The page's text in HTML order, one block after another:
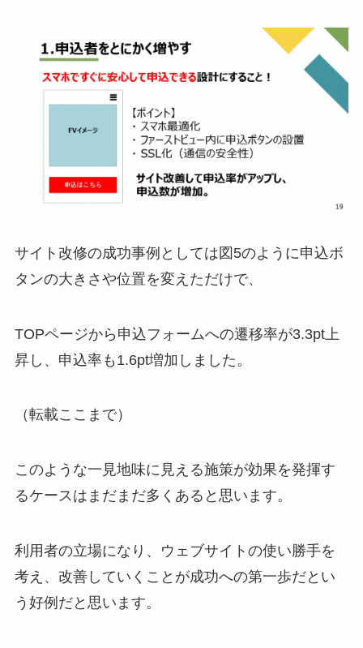
サイト改修の成功事例としては図5のように申込ボ
タンの大きさや位置を変えただけで、
TOPページから申込フォームへの遷移率が3.3pt上
昇し、申込率も1.6pt増加しました。
（転載ここまで）
このような一見地味に見える施策が効果を発揮す
るケースはまだまだ多くあると思います。
利用者の立場になり、ウェブサイトの使い勝手を
考え、改善していくことが成功への第一歩だとい
う好例だと思います。